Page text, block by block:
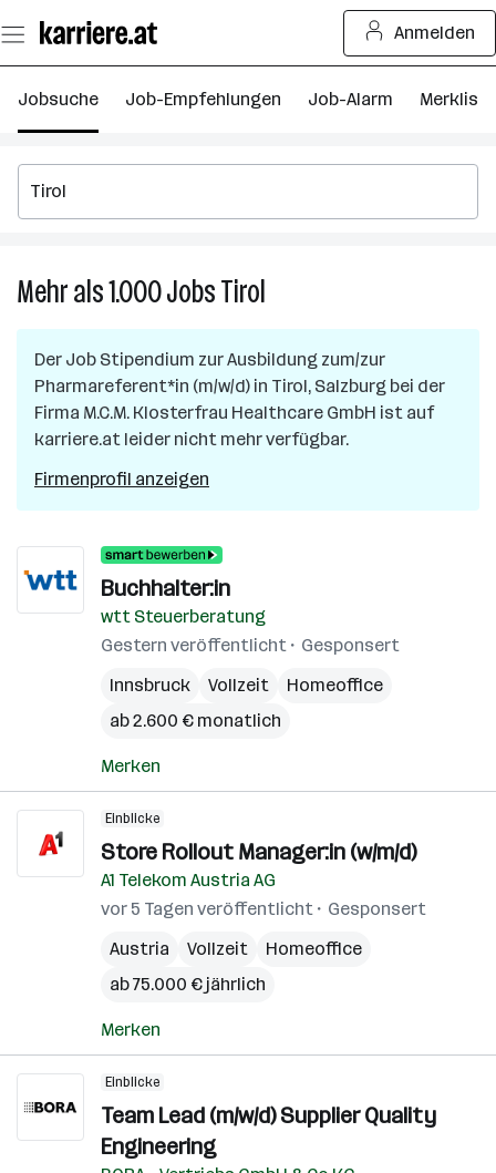
Seiteninhalt
springen
Anmelden
Jobsuche Job-Empfehlungen Job-Alarm Merkliste
Mehr als 1.000JobsTirol
Jobs
in
Tirol
Der Job Stipendium zur Ausbildung zum/zur
Pharmareferent*in (m/w/d) in Tirol, Salzburg bei der
Firma M.C.M. Klosterfrau Healthcare GmbH ist auf
karriere.at leider nicht mehr verfügbar.
Firmenprofil anzeigen
Buchhalter:in
wtt Steuerberatung
Gestern veröffentlicht
Gesponsert
Innsbruck
Vollzeit
Homeoffice
ab 2.600 € monatlich
Merken
Einblicke
Store Rollout Manager:in (w/m/d)
A1 Telekom Austria AG
vor 5 Tagen veröffentlicht
Gesponsert
Austria
Vollzeit
Homeoffice
ab 75.000 € jährlich
Merken
Einblicke
Team Lead (m/w/d) Supplier Quality
Engineering